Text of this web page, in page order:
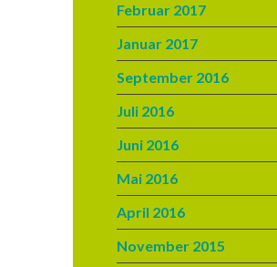
Februar 2017
Januar 2017
September 2016
Juli 2016
Juni 2016
Mai 2016
April 2016
November 2015